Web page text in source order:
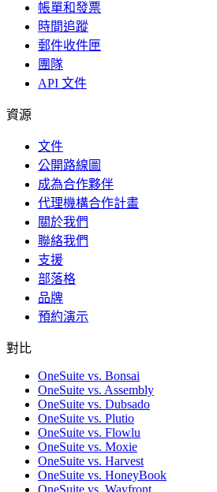
帳單和發票
時間追蹤
郵件收件匣
團隊
API 文件
資源
文件
公開路線圖
成為合作夥伴
代理機構合作計畫
關於我們
聯絡我們
支援
部落格
品牌
預約演示
對比
OneSuite vs. Bonsai
OneSuite vs. Assembly
OneSuite vs. Dubsado
OneSuite vs. Plutio
OneSuite vs. Flowlu
OneSuite vs. Moxie
OneSuite vs. Harvest
OneSuite vs. HoneyBook
OneSuite vs. Wayfront